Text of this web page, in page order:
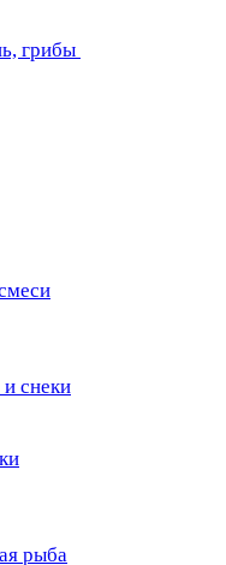
грибы
снеки
рыба